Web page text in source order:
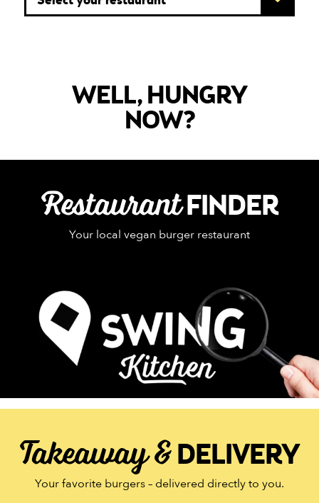
WELL, HUNGRY
NOW?
RestaurantFINDER
Your local vegan burger restaurant
Takeaway &DELIVERY
Your favorite burgers – delivered directly to you.